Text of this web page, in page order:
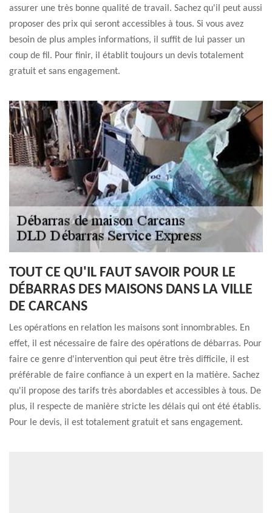
assurer une très bonne qualité de travail. Sachez qu'il peut aussi
proposer des prix qui seront accessibles à tous. Si vous avez
besoin de plus amples informations, il suffit de lui passer un
coup de fil. Pour finir, il établit toujours un devis totalement
gratuit et sans engagement.
TOUT CE QU'IL FAUT SAVOIR POUR LE
DÉBARRAS DES MAISONS DANS LA VILLE
DE CARCANS
Les opérations en relation les maisons sont innombrables. En
effet, il est nécessaire de faire des opérations de débarras. Pour
faire ce genre d'intervention qui peut être très difficile, il est
préférable de faire confiance à un expert en la matière. Sachez
qu'il propose des tarifs très abordables et accessibles à tous. De
plus, il respecte de manière stricte les délais qui ont été établis.
Pour le devis, il est totalement gratuit et sans engagement.